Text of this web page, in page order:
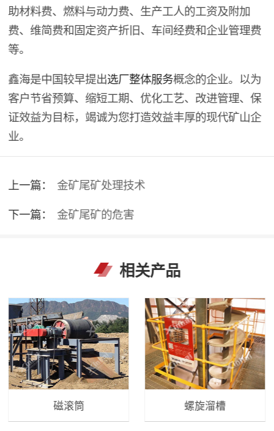
助材料费、燃料与动力费、生产工人的工资及附加
费、维简费和固定资产折旧、车间经费和企业管理费
等。
鑫海是中国较早提出选厂整体服务概念的企业。以为
客户节省预算、缩短工期、优化工艺、改进管理、保
证效益为目标，竭诚为您打造效益丰厚的现代矿山企
业。
上一篇：
金矿尾矿处理技术
下一篇：
金矿尾矿的危害
相关产品
磁滚筒 螺旋溜槽